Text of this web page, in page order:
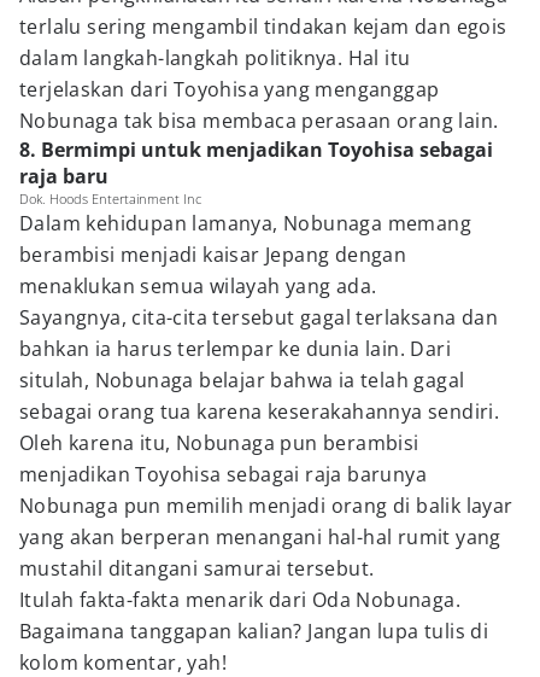
terlalu sering mengambil tindakan kejam dan egois
dalam langkah-langkah politiknya. Hal itu
terjelaskan dari Toyohisa yang menganggap
Nobunaga tak bisa membaca perasaan orang lain.
8. Bermimpi untuk menjadikan Toyohisa sebagai
raja baru
Dok. Hoods Entertainment Inc
Dalam kehidupan lamanya, Nobunaga memang
berambisi menjadi kaisar Jepang dengan
menaklukan semua wilayah yang ada.
Sayangnya, cita-cita tersebut gagal terlaksana dan
bahkan ia harus terlempar ke dunia lain. Dari
situlah, Nobunaga belajar bahwa ia telah gagal
sebagai orang tua karena keserakahannya sendiri.
Oleh karena itu, Nobunaga pun berambisi
menjadikan Toyohisa sebagai raja barunya
Nobunaga pun memilih menjadi orang di balik layar
yang akan berperan menangani hal-hal rumit yang
mustahil ditangani samurai tersebut.
Itulah fakta-fakta menarik dari Oda Nobunaga.
Bagaimana tanggapan kalian? Jangan lupa tulis di
kolom komentar, yah!